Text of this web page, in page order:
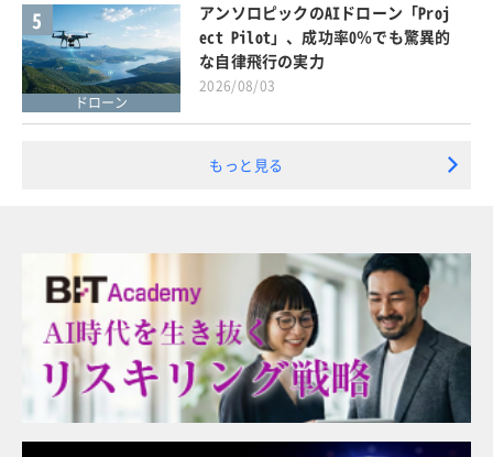
5
ドローン
アンソロピックのAIドローン「Proj
ect Pilot」、成功率0％でも驚異的
な自律飛行の実力
2026/08/03
もっと見る